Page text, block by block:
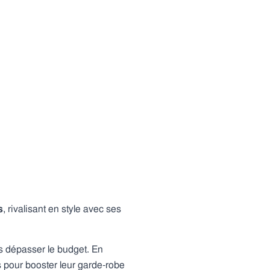
, rivalisant en style avec ses
dépasser le budget. En
booster leur garde-robe